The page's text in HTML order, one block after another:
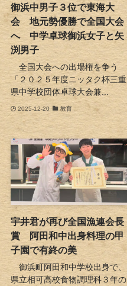
御浜中男子３位で東海大
会 地元勢優勝で全国大会
へ 中学卓球御浜女子と矢
渕男子
全国大会への出場権を争う
「２０２５年度ニッタク杯三重
県中学校団体卓球大会兼...
2025-12-20 教育
宇井君が再び全国漁連会長
賞 阿田和中出身料理の甲
子園で有終の美
御浜町阿田和中学校出身で、
県立相可高校食物調理科３年の